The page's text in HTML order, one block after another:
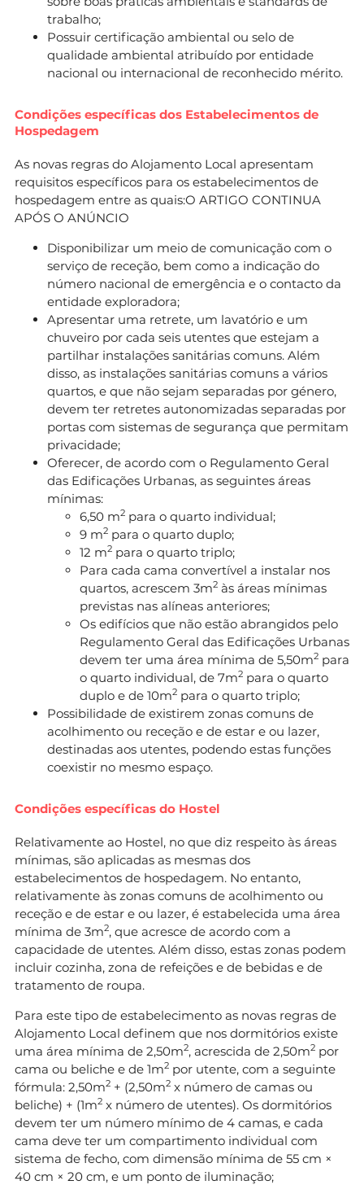
trabalho;
Possuir certificação ambiental ou selo de
qualidade ambiental atribuído por entidade
nacional ou internacional de reconhecido mérito.
Condições específicas dos Estabelecimentos de
Hospedagem
As novas regras do Alojamento Local apresentam
requisitos específicos para os estabelecimentos de
hospedagem entre as quais:O ARTIGO CONTINUA
APÓS O ANÚNCIO
Disponibilizar um meio de comunicação com o
serviço de receção, bem como a indicação do
número nacional de emergência e o contacto da
entidade exploradora;
Apresentar uma retrete, um lavatório e um
chuveiro por cada seis utentes que estejam a
partilhar instalações sanitárias comuns. Além
disso, as instalações sanitárias comuns a vários
quartos, e que não sejam separadas por género,
devem ter retretes autonomizadas separadas por
portas com sistemas de segurança que permitam
privacidade;
Oferecer, de acordo com o Regulamento Geral
das Edificações Urbanas, as seguintes áreas
mínimas:
6,50 m2 para o quarto individual;
9 m2 para o quarto duplo;
12 m2 para o quarto triplo;
Para cada cama convertível a instalar nos
quartos, acrescem 3m2 às áreas mínimas
previstas nas alíneas anteriores;
Os edifícios que não estão abrangidos pelo
Regulamento Geral das Edificações Urbanas
devem ter uma área mínima de 5,50m2 para
o quarto individual, de 7m2 para o quarto
duplo e de 10m2 para o quarto triplo;
Possibilidade de existirem zonas comuns de
acolhimento ou receção e de estar e ou lazer,
destinadas aos utentes, podendo estas funções
coexistir no mesmo espaço.
Condições específicas do Hostel
Relativamente ao Hostel, no que diz respeito às áreas
mínimas, são aplicadas as mesmas dos
estabelecimentos de hospedagem. No entanto,
relativamente às zonas comuns de acolhimento ou
receção e de estar e ou lazer, é estabelecida uma área
mínima de 3m2, que acresce de acordo com a
capacidade de utentes. Além disso, estas zonas podem
incluir cozinha, zona de refeições e de bebidas e de
tratamento de roupa.
Para este tipo de estabelecimento as novas regras de
Alojamento Local definem que nos dormitórios existe
uma área mínima de 2,50m2, acrescida de 2,50m2 por
cama ou beliche e de 1m2 por utente, com a seguinte
fórmula: 2,50m2 + (2,50m2 x número de camas ou
beliche) + (1m2 x número de utentes). Os dormitórios
devem ter um número mínimo de 4 camas, e cada
cama deve ter um compartimento individual com
sistema de fecho, com dimensão mínima de 55 cm ×
40 cm × 20 cm, e um ponto de iluminação;